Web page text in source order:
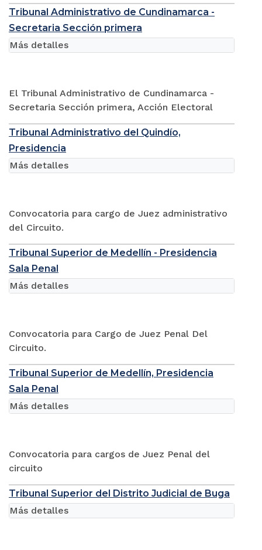
Tribunal Administrativo de Cundinamarca -
Secretaria Sección primera
El Tribunal Administrativo de Cundinamarca -
Secretaria Sección primera, Acción Electoral
Más detalles
Tribunal Administrativo del Quindío,
Presidencia
Convocatoria para cargo de Juez administrativo
del Circuito.
Más detalles
Tribunal Superior de Medellín - Presidencia
Sala Penal
Convocatoria para Cargo de Juez Penal Del
Circuito.
Más detalles
Tribunal Superior de Medellín, Presidencia
Sala Penal
Convocatoria para cargos de Juez Penal del
circuito
Más detalles
Tribunal Superior del Distrito Judicial de Buga
Más detalles